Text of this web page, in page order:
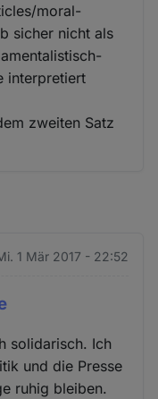
moral-
sicher nicht als
interpretiert
zweiten Satz
1 Mär 2017 - 22:52
solidarisch. Ich
und die Presse
ruhig bleiben.